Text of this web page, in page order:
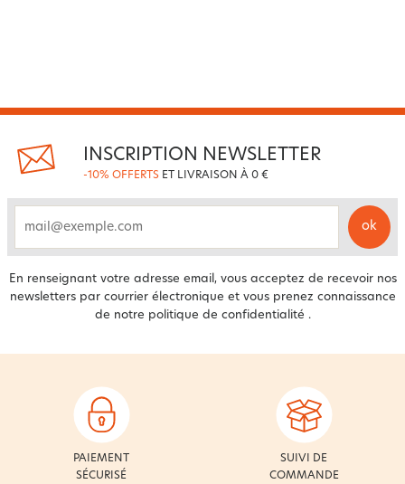
INSCRIPTION NEWSLETTER
-10% OFFERTS ET LIVRAISON À 0 €
email
ok
En renseignant votre adresse email, vous acceptez de recevoir nos
newsletters par courrier électronique et vous prenez connaissance
de notre politique de confidentialité .
PAIEMENT
SÉCURISÉ
SUIVI DE
COMMANDE